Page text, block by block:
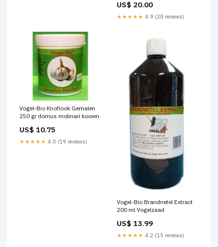
US$ 20.00
★★★★★ 4.9 (28 reviews)
Vogel-Bio Knoflook Gemalen
250 gr domus molinari kooien
US$ 10.75
★★★★★ 4.0 (19 reviews)
Vogel-Bio Brandnetel Extract
200 ml Vogelzaad
US$ 13.99
★★★★★ 4.2 (15 reviews)